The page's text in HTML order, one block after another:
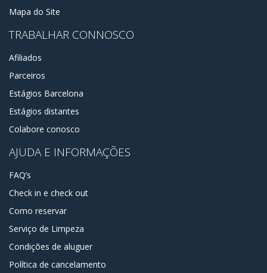
Mapa do Site
TRABALHAR CONNOSCO
Afiliados
Parceiros
Estágios Barcelona
Estágios distantes
Colabore conosco
AJUDA E INFORMAÇÕES
FAQ’s
Check in e check out
Como reservar
Serviço de Limpeza
Condições de aluguer
Política de cancelamento